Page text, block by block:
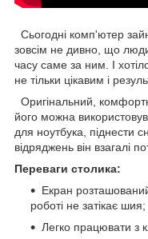
Сьогодні комп'ютер
зовсім не дивно, що
часу саме за ним. І
не тільки цікавим і
Оригінальний,
його можна
для ноутбука, піднести
відряджень він взагалі
Переваги столика:
Екран
роботі не затікає шия;
Легко працювати з